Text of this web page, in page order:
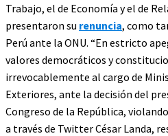
Trabajo, el de Economía y el de
presentaron su renuncia, como
Perú ante la ONU. “En estricto
valores democráticos y
irrevocablemente al cargo de
Exteriores, ante la decisión del
Congreso de la República,
a través de Twitter César Landa,